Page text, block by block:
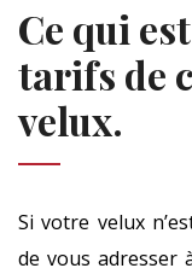
Ce qui
tarifs de
velux.
Si votre velux
de vous adresser